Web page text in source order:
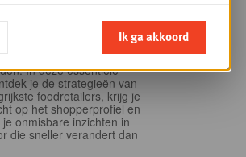
- Sold out
kans niet om het
retaillandschap volledig te
In deze essentiële
je de strategieën van
foodretailers, krijg je
op het shopperprofiel en
onmisbare inzichten in
die sneller verandert dan
Ik ga akkoord